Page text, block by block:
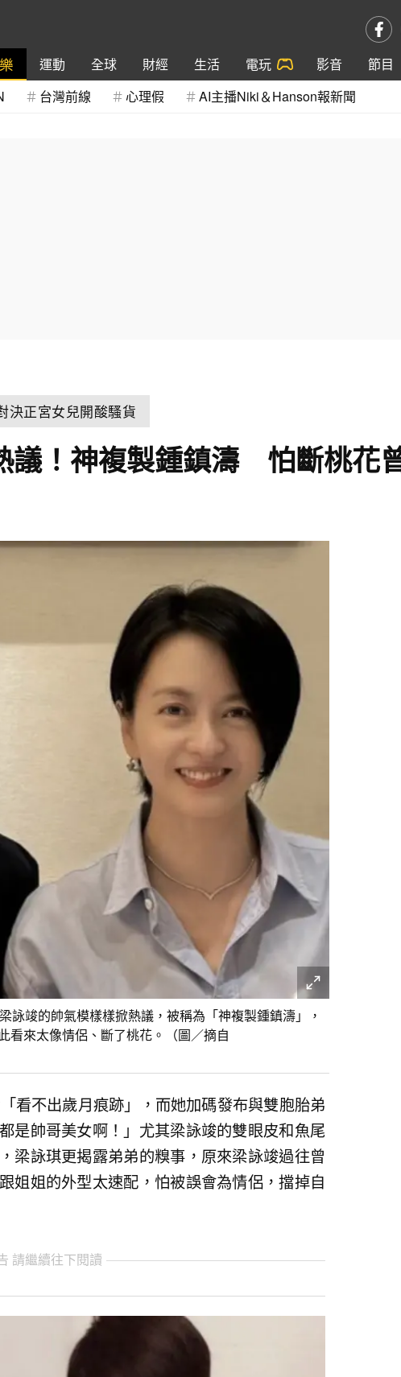
運動 全球 財經 生活 電玩 影音 節目
台灣前線 心理假 AI主播Niki＆Hanson報新聞
正宮女兒開酸騷貨
議！神複製鍾鎮濤 怕斷桃花
竣的帥氣模樣樣掀熱議，被稱為「神複製鍾鎮濤」，
看來太像情侶、斷了桃花。（圖／摘自
看不出歲月痕跡」，而她加碼發布與雙胞胎弟
是帥哥美女啊！」尤其梁詠竣的雙眼皮和魚尾
梁詠琪更揭露弟弟的糗事，原來梁詠竣過往曾
姐姐的外型太速配，怕被誤會為情侶，擋掉自
請繼續往下閱讀